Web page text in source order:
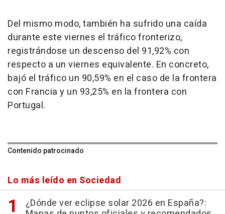
Del mismo modo, también ha sufrido una caída
durante este viernes el tráfico fronterizo,
registrándose un descenso del 91,92% con
respecto a un viernes equivalente. En concreto,
bajó el tráfico un 90,59% en el caso de la frontera
con Francia y un 93,25% en la frontera con
Portugal.
Contenido patrocinado
Lo más leído en Sociedad
¿Dónde ver eclipse solar 2026 en España?: